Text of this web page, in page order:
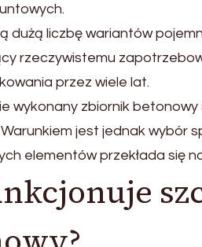
dużą liczbę wariantów
rzeczywistemu
przez wiele lat.
wykonany zbiornik
jest jednak wybór
elementów przekłada się